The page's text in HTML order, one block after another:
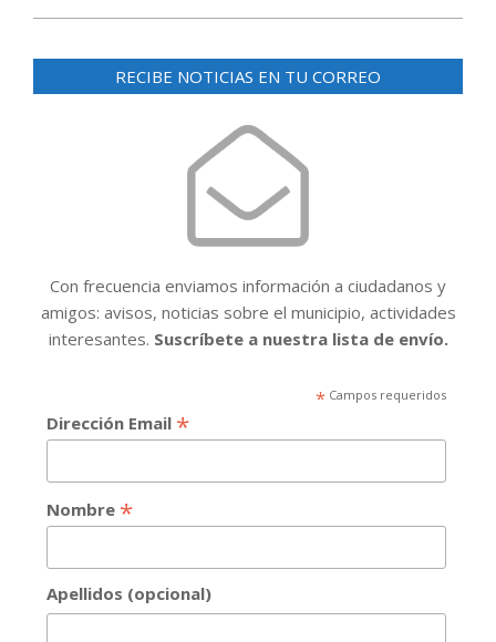
RECIBE NOTICIAS EN TU CORREO
Con frecuencia enviamos información a ciudadanos y
amigos: avisos, noticias sobre el municipio, actividades
interesantes. Suscríbete a nuestra lista de envío.
*Campos requeridos
Dirección Email *
Nombre *
Apellidos (opcional)